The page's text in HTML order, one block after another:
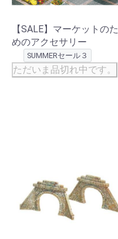
【SALE】マーケットのた
めのアクセサリー
SUMMERセール３
ただいま品切れ中です。